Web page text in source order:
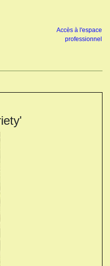
Accès à l'espace
professionnel